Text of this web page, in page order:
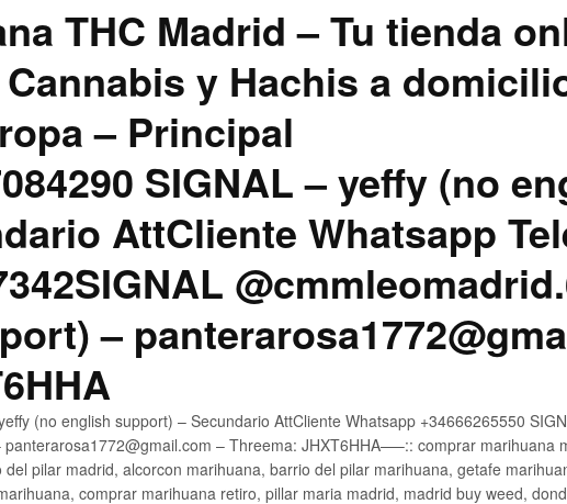
THC Madrid – Tu tienda
y Hachis a
– Principal
SIGNAL – yeffy (no
AttCliente Whatsapp
–
(no english support) – Secundario AttCliente Whatsapp +34666265550
– Threema: JHXT6HHA—–:: comprar marihuana
pilar madrid, alcorcon marihuana, barrio del pilar marihuana, getafe
comprar marihuana retiro, pillar maria madrid, madrid buy weed,